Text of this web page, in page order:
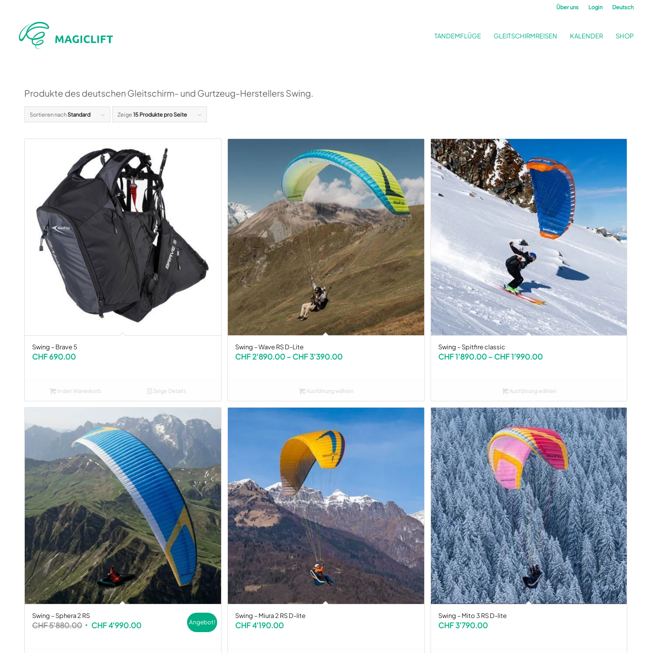
Über uns Login Deutsch
TANDEMFLÜGE GLEITSCHIRMREISEN KALENDER SHOP
Produkte des deutschen Gleitschirm- und Gurtzeug-Herstellers Swing.
Sortieren nachStandard Zeige 15 Produkte pro Seite
Swing – Brave 5
CHF 690.00
In den Warenkorb Zeige Details
Swing – Wave RS D-Lite
CHF2'890.00 – CHF3'390.00Preisspanne:
CHF 3'390.00
Ausführung wählen
Swing – Spitfire classic
CHF1'890.00 – CHF1'990.00Preisspanne:
CHF 1'990.00
Ausführung wählen
Swing – Sphera 2 RS
CHF5'880.00 Ursprünglicher
CHF4'990.00Aktueller
Angebot!
Swing – Miura 2 RS D-lite
CHF4'190.00
Swing – Mito 3 RS D-lite
CHF3'790.00